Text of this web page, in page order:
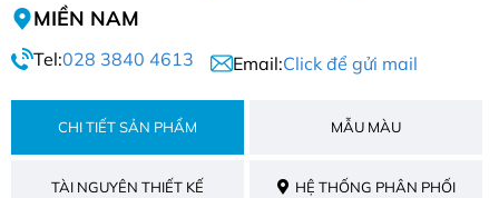
MIỀN NAM
Tel:028 3840 4613 Email:Click để gửi mail
CHI TIẾT SẢN PHẨM MẪU MÀU
TÀI NGUYÊN THIẾT KẾ HỆ THỐNG PHÂN PHỐI